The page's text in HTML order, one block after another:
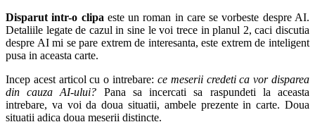
Disparut intr-o clipa este un roman in care se vorbeste despre AI.
Detaliile legate de cazul in sine le voi trece in planul 2, caci discutia
despre AI mi se pare extrem de interesanta, este extrem de inteligent
pusa in aceasta carte.
Incep acest articol cu o intrebare: ce meserii credeti ca vor disparea
din cauza AI-ului? Pana sa incercati sa raspundeti la aceasta
intrebare, va voi da doua situatii, ambele prezente in carte. Doua
situatii adica doua meserii distincte.